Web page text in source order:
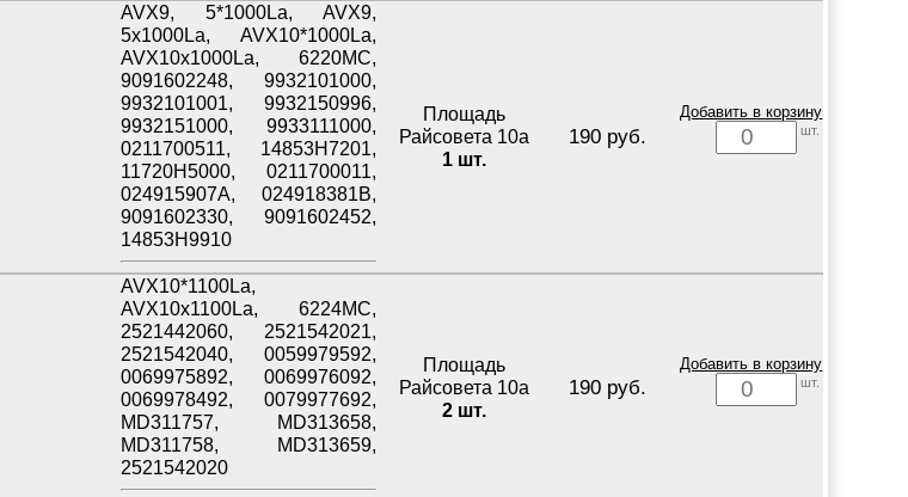
AVX9, 5*1000La, AVX9,
5x1000La, AVX10*1000La,
AVX10x1000La, 6220MC,
9091602248, 9932101000,
9932101001, 9932150996,
9932151000, 9933111000,
0211700511, 14853H7201,
11720H5000, 0211700011,
024915907A, 024918381B,
9091602330, 9091602452,
14853H9910
Площадь
Райсовета 10а
1 шт.
190 руб.
Добавить в корзину
шт.
AVX10*1100La,
AVX10x1100La, 6224MC,
2521442060, 2521542021,
2521542040, 0059979592,
0069975892, 0069976092,
0069978492, 0079977692,
MD311757, MD313658,
MD311758, MD313659,
2521542020
Площадь
Райсовета 10а
2 шт.
190 руб.
Добавить в корзину
шт.